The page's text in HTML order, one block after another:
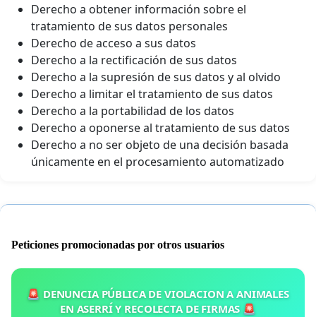
Derecho a obtener información sobre el
tratamiento de sus datos personales
Derecho de acceso a sus datos
Derecho a la rectificación de sus datos
Derecho a la supresión de sus datos y al olvido
Derecho a limitar el tratamiento de sus datos
Derecho a la portabilidad de los datos
Derecho a oponerse al tratamiento de sus datos
Derecho a no ser objeto de una decisión basada
únicamente en el procesamiento automatizado
Peticiones promocionadas por otros usuarios
🚨 DENUNCIA PÚBLICA DE VIOLACION A ANIMALES
EN ASERRÍ Y RECOLECTA DE FIRMAS 🚨